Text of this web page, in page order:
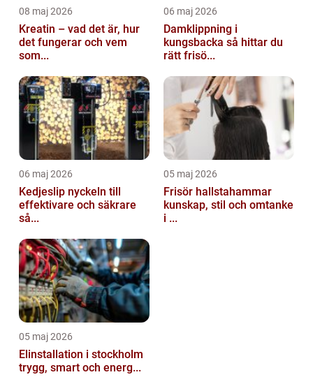
08 maj 2026
Kreatin – vad det är, hur
det fungerar och vem
som...
06 maj 2026
Damklippning i
kungsbacka så hittar du
rätt frisö...
06 maj 2026
Kedjeslip nyckeln till
effektivare och säkrare
så...
05 maj 2026
Frisör hallstahammar
kunskap, stil och omtanke
i ...
05 maj 2026
Elinstallation i stockholm
trygg, smart och energ...